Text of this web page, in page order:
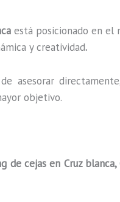
está posicionado en el
y creatividad.
asesorar
objetivo.
de cejas en Cruz blanca,